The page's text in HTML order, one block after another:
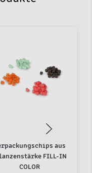
aus
FILL-IN
COLOR